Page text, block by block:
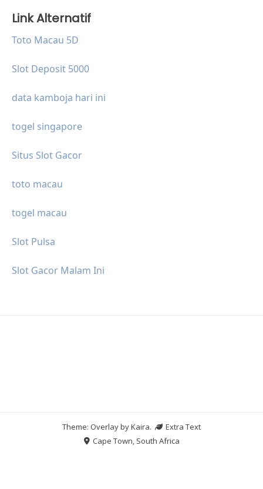
Link Alternatif
Toto Macau 5D
Slot Deposit 5000
data kamboja hari ini
togel singapore
Situs Slot Gacor
toto macau
togel macau
Slot Pulsa
Slot Gacor Malam Ini
Theme: Overlay byKaira.
Extra Text
Cape Town, South Africa